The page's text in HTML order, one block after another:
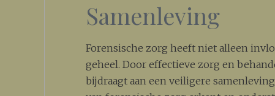
Samenleving
Forensische zorg heeft niet alleen
geheel. Door effectieve zorg en
bijdraagt aan een veiligere